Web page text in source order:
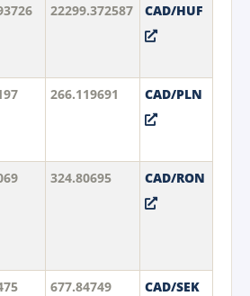
22299.372587 CAD/HUF
266.119691 CAD/PLN
324.80695 CAD/RON
677.84749 CAD/SEK